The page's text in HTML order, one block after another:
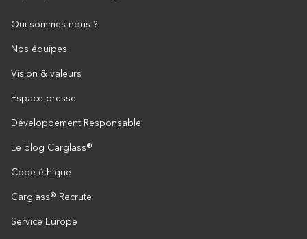
Qui sommes-nous ?
Nos équipes
Vision & valeurs
Espace presse
Développement Responsable
Le blog Carglass®
Code éthique
Carglass® Recrute
Service Europe